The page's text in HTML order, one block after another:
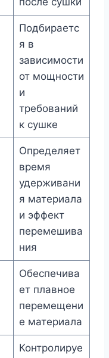
Подбираетс
я в
зависимости
от мощности
и
требований
к сушке
Определяет
время
удерживани
я материала
и эффект
перемешива
ния
Обеспечива
ет плавное
перемещени
е материала
Контролируе